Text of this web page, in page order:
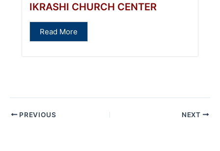
IKRASHI CHURCH CENTER
Read More
PREVIOUS NEXT